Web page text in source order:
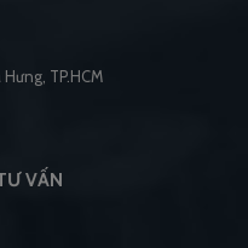
TP.HCM
VẤN